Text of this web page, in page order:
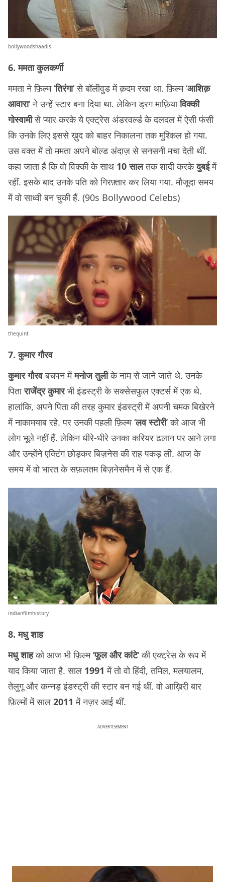
bollywoodshaadis
6. ममता कुलकर्णी
ममता ने फ़िल्म ‘तिरंगा‘ से बॉलीवुड में क़दम रखा था. फ़िल्म ‘आशिक़
आवारा‘ ने उन्हें स्टार बना दिया था. लेकिन ड्रग माफ़ियाविक्की
गोस्वामीसे प्यार करके ये एक्ट्रेस अंडरवर्ल्ड के दलदल में ऐसी फंसी
कि उनके लिए इससे ख़ुद को बाहर निकालना तक मुश्किल हो गया.
उस वक्त में तो ममता अपने बोल्ड अंदाज़ से सनसनी मचा देती थीं.
कहा जाता है कि वो विक्की के साथ 10 सालतक शादी करकेदुबईमें
रहीं. इसके बाद उनके पति को गिरफ़्तार कर लिया गया. मौजूदा समय
में वो साध्वी बन चुकी हैं. (90s Bollywood Celebs)
thequint
7. कुमार गौरव
कुमार गौरवबचपन मेंमनोज तुलीके नाम से जाने जाते थे. उनके
पिताराजेंद्र कुमारभी इंडस्ट्री के सक्सेसफ़ुल एक्टर्स में एक थे.
हालांकि, अपने पिता की तरह कुमार इंडस्ट्री में अपनी चमक बिखेरने
में नाकामयाब रहे. पर उनकी पहली फ़िल्म ‘लव स्टोरी‘ को आज भी
लोग भूले नहीं हैं. लेकिन धीरे-धीरे उनका करियर ढलान पर आने लगा
और उन्होंने एक्टिंग छोड़कर बिज़नेस की राह पकड़ ली. आज के
समय में वो भारत के सफ़लतम बिज़नेसमैन में से एक हैं.
indianfilmhistory
8. मधु शाह
मधु शाहको आज भी फ़िल्म ‘फूल और कांटे‘ की एक्ट्रेस के रूप में
याद किया जाता है. साल 1991 में तो वो हिंदी, तमिल, मलयालम,
तेलुगू और कन्नड़ इंडस्ट्री की स्टार बन गई थीं. वो आख़िरी बार
फ़िल्मों में साल 2011 में नज़र आई थीं.
ADVERTISEMENT